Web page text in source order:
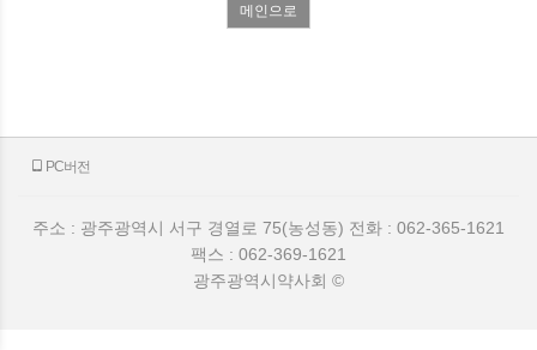
메인으로
PC버전
주소 : 광주광역시 서구 경열로 75(농성동) 전화 : 062-365-1621
팩스 : 062-369-1621
광주광역시약사회 ©